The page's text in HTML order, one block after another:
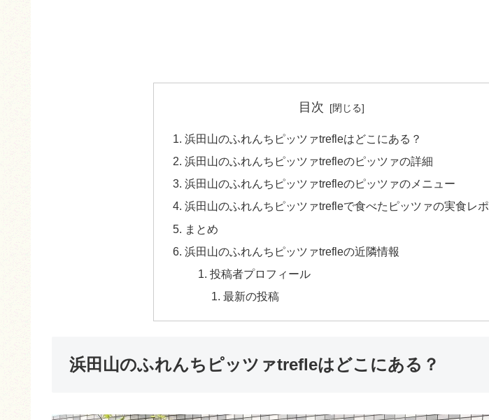
目次
浜田山のふれんちピッツァtrefleはどこにある？
浜田山のふれんちピッツァtrefleのピッツァの詳細
浜田山のふれんちピッツァtrefleのピッツァのメニュー
浜田山のふれんちピッツァtrefleで食べたピッツァの実食レポ
まとめ
浜田山のふれんちピッツァtrefleの近隣情報
投稿者プロフィール
最新の投稿
浜田山のふれんちピッツァtrefleはどこにある？